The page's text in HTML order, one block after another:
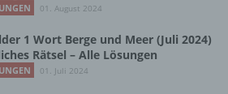
01. August 2024
1 Wort Berge und Meer (Juli 2024)
Rätsel – Alle Lösungen
01. Juli 2024
den Abgleich oder die
die Einschränkung, das
die Vernichtung.